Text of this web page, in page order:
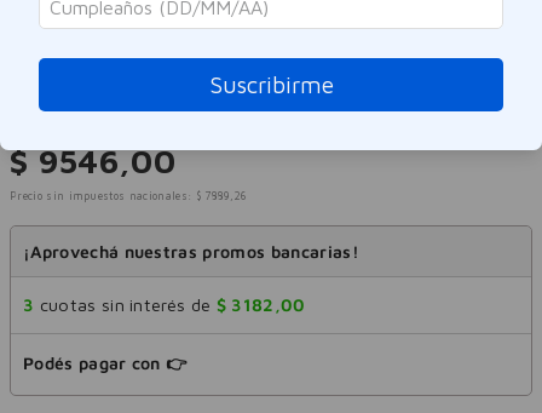
Enjuague Bucal Colgate Luminous
White 500ml
Referencia:-300964
$ 9546,00
Precio sin impuestos nacionales: $ 7889 , 26
¡Aprovechá nuestras promos bancarias!
3 cuotas sin interés de $ 3182 ,00
Podés pagar con 👉
Suscribirme